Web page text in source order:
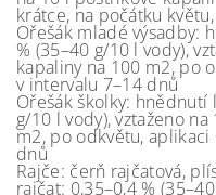
krátce, na počátku
Ořešák mladé výsadby:
% (35–40 g/10 l vody),
kapaliny na 100 m2, po
v intervalu 7–14 dnů
Ořešák školky: hnědnutí
g/10 l vody), vztaženo
m2, po odkvětu,
dnů
Rajče: čerň rajčatová,
rajčat: 0,35–0,4 %